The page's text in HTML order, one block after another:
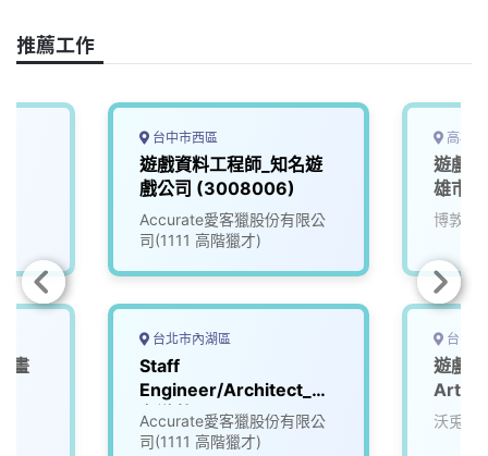
o
k
n
k
推薦工作
畫
台中市西區
遊戲資料工程師_知名遊
戲公司 (3008006)
Accurate愛客獵股份有限公
司(1111 高階獵才)
台北市內湖區
Staff
Engineer/Architect_知
名遊戲公司 (3008596)
Accurate愛客獵股份有限公
司(1111 高階獵才)
高雄
遊戲
雄市)
博敦電
台中
遊戲
Artsit
沃兎奈